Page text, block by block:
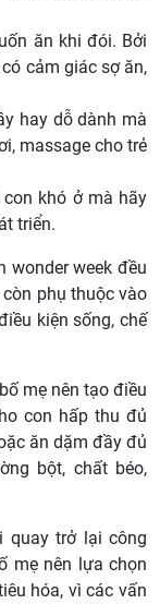
ăn khi đói. Bởi
cảm giác sợ ăn,
hay dỗ dành mà
massage cho trẻ
khó ở mà hãy
triển.
wonder week đều
phụ thuộc vào
kiện sống, chế
mẹ nên tạo điều
con hấp thu đủ
ăn dặm đầy đủ
bột, chất béo,
quay trở lại công
mẹ nên lựa chọn
hóa, vì các vấn